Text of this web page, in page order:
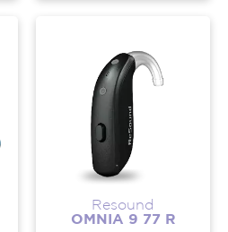
Resound
OMNIA 9 77 R